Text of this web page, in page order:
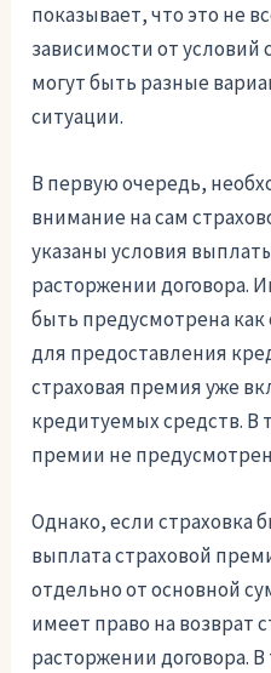
показывает, что это не
зависимости от условий
могут быть разные
ситуации.
В первую очередь,
внимание на сам
указаны условия
расторжении договора.
быть предусмотрена как
для предоставления
страховая премия уже
кредитуемых средств. В
премии не
Однако, если страховка
выплата страховой
отдельно от основной
имеет право на возврат
расторжении договора. В